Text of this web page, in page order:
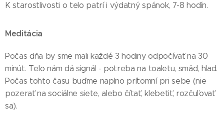
K starostlivosti o telo patrí i výdatný spánok, 7-8 hodín.
Meditácia
Počas dňa by sme mali každé 3 hodiny odpočívať na 30
minút. Telo nám dá signál - potreba na toaletu, smäd, hlad.
Počas tohto času buďme naplno prítomní pri sebe (nie
pozerať na sociálne siete, alebo čítať, klebetiť, rozčuľovať
sa).